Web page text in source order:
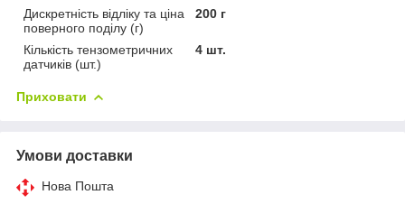
Дискретність відліку та ціна
поверного поділу (г)
200 г
Кількість тензометричних
датчиків (шт.)
4 шт.
Приховати
Умови доставки
Нова Пошта